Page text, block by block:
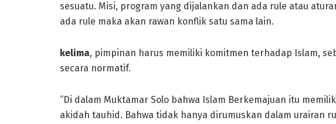
sesuatu. Misi, program yang dijalankan dan ada rule atau
ada rule maka akan rawan konflik satu sama lain.
kelima, pimpinan harus memiliki komitmen terhadap Islam,
secara normatif.
“Di dalam Muktamar Solo bahwa Islam Berkemajuan itu
akidah tauhid. Bahwa tidak hanya dirumuskan dalam urairan